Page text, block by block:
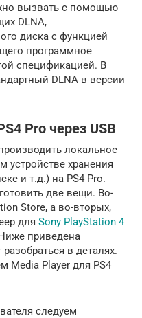
вызвать с помощью
DLNA,
диска с функцией
программное
спецификацией. В
DLNA в версии
Pro через USB
локальное
устройстве хранения
и т.д.) на PS4 Pro.
две вещи. Во-
Store, а во-вторых,
для Sony PlayStation 4
приведена
в деталях.
Player для PS4
следуем